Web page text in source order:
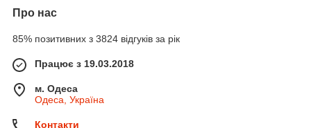
Про нас
85% позитивних з 3824 відгуків за рік
Працює з 19.03.2018
м. Одеса
Одеса, Україна
Контакти